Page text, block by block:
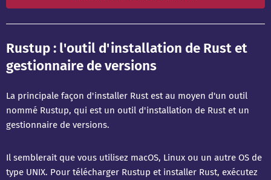
Rustup : l'outil d'installation de Rust et
gestionnaire de versions
La principale façon d'installer Rust est au moyen d'un outil
nommé Rustup, qui est un outil d'installation de Rust et un
gestionnaire de versions.
Il semblerait que vous utilisez macOS, Linux ou un autre OS de
type UNIX. Pour télécharger Rustup et installer Rust, exécutez